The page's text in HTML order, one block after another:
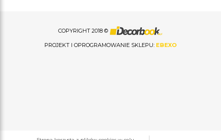
COPYRIGHT 2018 ©
PROJEKT I OPROGRAMOWANIE SKLEPU: EBEXO